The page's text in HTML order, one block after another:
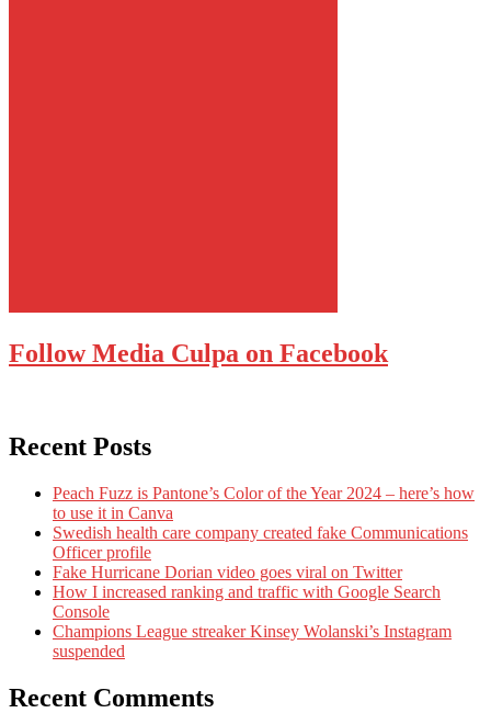
Follow Media Culpa on Facebook
Recent Posts
Peach Fuzz is Pantone’s Color of the Year 2024 – here’s how
to use it in Canva
Swedish health care company created fake Communications
Officer profile
Fake Hurricane Dorian video goes viral on Twitter
How I increased ranking and traffic with Google Search
Console
Champions League streaker Kinsey Wolanski’s Instagram
suspended
Recent Comments